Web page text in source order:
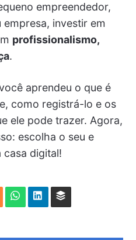
empreendedor,
investir em
profissionalismo,
.
aprendeu o que é
como registrá-lo e os
ele pode trazer. Agora,
escolha o seu e
casa digital!